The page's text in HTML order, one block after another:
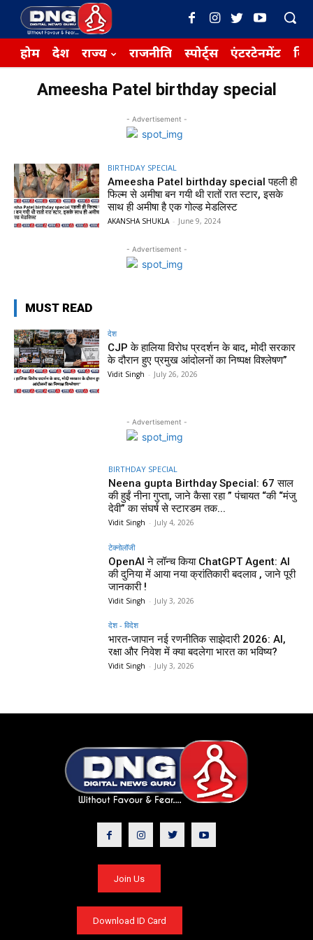
होम देश राज्य राजनीति स्पोर्ट्स एंटरटेनमेंट
Ameesha Patel birthday special
- Advertisement -
BIRTHDAY SPECIAL
Ameesha Patel birthday special पहली ही
फिल्म से अमीषा बन गयी थी रातों रात स्टार, इसके
साथ ही अमीषा है एक गोल्ड मेडलिस्ट
AKANSHA SHUKLA - June 9, 2024
- Advertisement -
MUST READ
देश
CJP के हालिया विरोध प्रदर्शन के बाद, मोदी सरकार
के दौरान हुए प्रमुख आंदोलनों का निष्पक्ष विश्लेषण”
Vidit Singh - July 26, 2026
- Advertisement -
BIRTHDAY SPECIAL
Neena gupta Birthday Special: 67 साल
की हुईं नीना गुप्ता, जाने कैसा रहा ” पंचायत “की “मंजु
देवी” का संघर्ष से स्टारडम तक...
Vidit Singh - July 4, 2026
टेक्नोलॉजी
OpenAI ने लॉन्च किया ChatGPT Agent: AI
की दुनिया में आया नया क्रांतिकारी बदलाव , जाने पूरी
जानकारी !
Vidit Singh - July 3, 2026
देश - विदेश
भारत-जापान नई रणनीतिक साझेदारी 2026: AI,
रक्षा और निवेश में क्या बदलेगा भारत का भविष्य?
Vidit Singh - July 3, 2026
Join Us
Download ID Card